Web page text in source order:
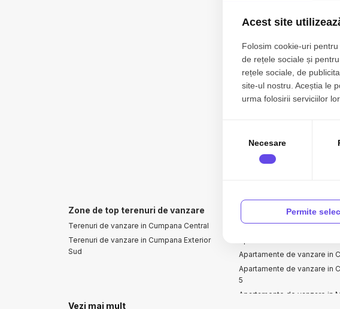
Zone de top terenuri de vanzare
Terenuri de vanzare in Cumpana Central
Terenuri de vanzare in Cumpana Exterior
Sud
Apartamente de
Apartamente de vanzare in
Apartamente de vanzare in
Apartamente de vanzare in
5
Apartamente de vanzare in
Vezi mai mult
Acest site
Folosim cookie-uri
de rețele sociale și
rețele sociale, de
site-ul nostru. Aceștia le
urma folosirii serviciilor lor.
Necesare
Permite